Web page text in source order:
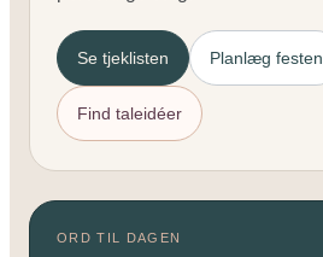
Se tjeklisten Planlæg festen
Find taleidéer
ORD TIL DAGEN